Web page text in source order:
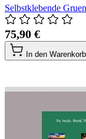
Selbstklebende
75,90 €
In den Warenkorb